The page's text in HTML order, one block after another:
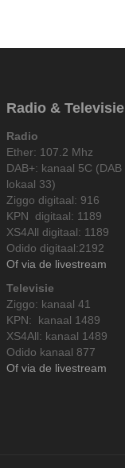
Radio & Televisie
Radio
Ether: 107.2 Mhz
DAB+: kanaal 5C (DAB
lokaal 33)
Ziggo digitaal: 916
KPN digitaal: 1189
XS4All digitaal: 1189
Odido digitaal:2192
Of via de livestream
Televisie
Ziggo: kanaal 41
KPN: kanaal 1489
XS4All: kanaal 1489
Odido kanaal 877
Of via de livestream